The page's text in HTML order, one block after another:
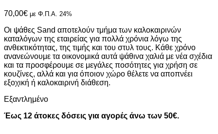
70,00€ με Φ.Π.Α. 24%
Οι ψάθες Sand αποτελούν τμήμα των καλοκαιρινών
καταλόγων της εταιρείας για πολλά χρόνια λόγω της
ανθεκτικότητας, της τιμής και του στυλ τους. Κάθε χρόνο
ανανεώνουμε τα οικονομικά αυτά ψάθινα χαλιά με νέα σχέδια
και τα προσφέρουμε σε μεγάλες ποσότητες για χρήση σε
κουζίνες, αλλά και για όποιον χώρο θέλετε να αποπνέει
εξοχική ή καλοκαιρινή διάθεση.
Εξαντλημένο
Έως 12 άτοκες δόσεις για αγορές άνω των 50€.